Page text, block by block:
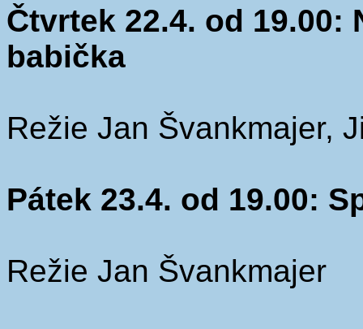
Čtvrtek 22.4. od 19.00:
babička
Režie Jan Švankmajer,
Pátek 23.4. od 19.00:
Režie Jan Švankmajer